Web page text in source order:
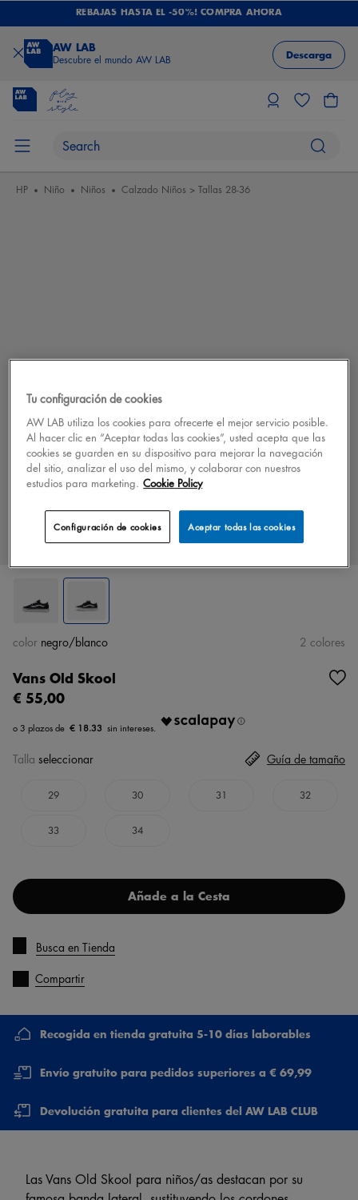
REBAJAS HASTA EL -50%! COMPRA AHORA
AW LAB
Descubre el mundo AW LAB Descarga
HP Niño Niños Calzado Niños > Tallas 28-36
Vans Old Skool
€ 55,00
€ 18.33
color negro/blanco 2 colores
Talla seleccionar
29 30 31 32
33 34
Guía de tamaño
Añade a la Cesta
Busca en Tienda
Compartir
Recogida en tienda gratuita 5-10 días laborables
Envío gratuito para pedidos superiores a € 69,99
Devolución gratuita para clientes del AW LAB CLUB
Las Vans Old Skool para niños/as destacan por su
Tu configuración de cookies
AW LAB utiliza los cookies para ofrecerte el mejor servicio posible.
Al hacer clic en “Aceptar todas las cookies”, usted acepta que las
cookies se guarden en su dispositivo para mejorar la navegación
del sitio, analizar el uso del mismo, y colaborar con nuestros
estudios para marketing. Cookie Policy
Aceptar todas las cookies
Configuración de cookies